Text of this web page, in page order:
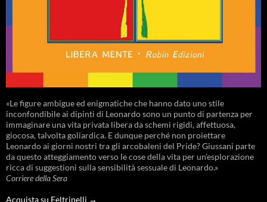
«Le figure ambigue ed enigmatiche che hanno dato uno stile
inconfondibile ai dipinti di Leonardo sono un punto di partenza per
immaginare una vita privata libera da schemi rigidi, affettuosa,
giocosa, talvolta goliardica. E dunque perché non proiettare
Leonardo ai giorni nostri tra gli arcobaleni del Pride? Giussani parte
da questo atteggiamento verso le cose della vita per un’esplorazione
ricca di suggestioni sulla sensibilità sessuale di Leonardo.»
Corriere della Sera
Acquista su Feltrinelli →